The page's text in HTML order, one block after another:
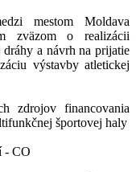
mestom Moldava
zväzom o realizácii
a návrh na prijatie
výstavby atletickej
zdrojov financovania
športovej haly
- CO